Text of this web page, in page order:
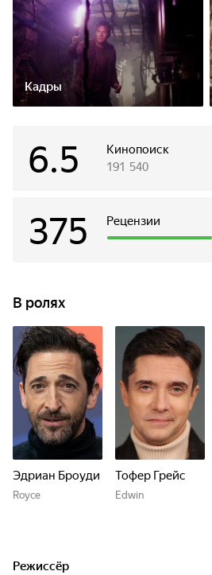
Кадры
Кинопоиск
6.5 191 540
Рецензии
375
В ролях
Эдриан Броуди
Royce
Тофер Грейс
Edwin
Режиссёр